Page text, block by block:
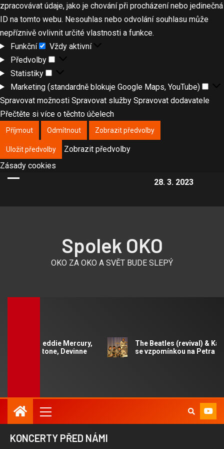
zpracovávat údaje, jako je chování při procházení nebo jedinečná
ID na tomto webu. Nesouhlas nebo odvolání souhlasu může
nepříznivě ovlivnit určité vlastnosti a funkce.
Funkční
Vždy aktivní
Předvolby
Statistiky
Marketing (standardně blokuje Google Maps, YouTube)
Spravovat možnosti Spravovat služby Spravovat dodavatele
Přečtěte si více o těchto účelech
Příjmout Odmítnout Zobrazit předvolby
Uložit předvolby
Zobrazit předvolby
Zásady cookies
28. 3. 2023
Spolek OKO
OKO ZA OKO A SVĚT BUDE SLEPÝ
– Freddie Mercury,
Devinne
The Beatles (revival) & Karel
se vzpomínkou na Petra Nováka
KONCERTY PŘED NÁMI